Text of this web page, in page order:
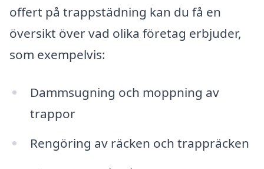
offert på trappstädning kan du få en
översikt över vad olika företag erbjuder,
som exempelvis:
Dammsugning och moppning av
trappor
Rengöring av räcken och trappräcken